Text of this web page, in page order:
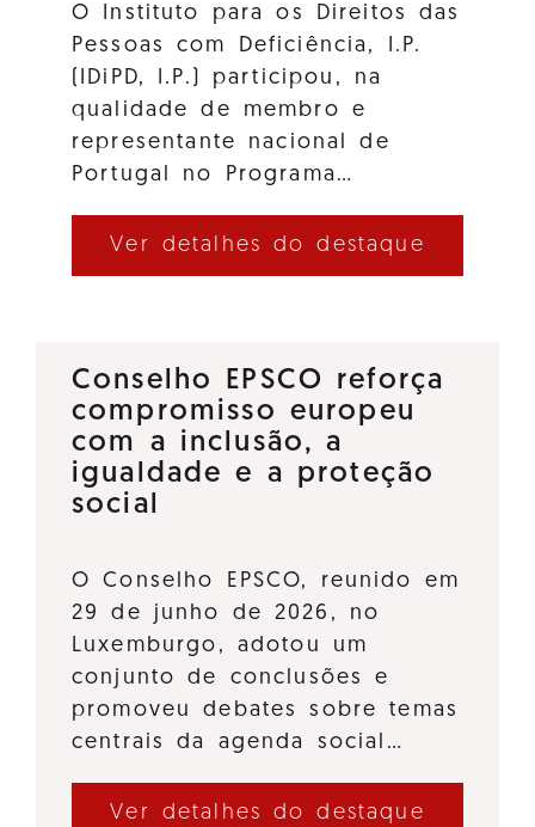
O Instituto para os Direitos das
Pessoas com Deficiência, I.P.
(IDiPD, I.P.) participou, na
qualidade de membro e
representante nacional de
Portugal no Programa…
Ver detalhes do destaque
Conselho EPSCO reforça
compromisso europeu
com a inclusão, a
igualdade e a proteção
social
O Conselho EPSCO, reunido em
29 de junho de 2026, no
Luxemburgo, adotou um
conjunto de conclusões e
promoveu debates sobre temas
centrais da agenda social…
Ver detalhes do destaque